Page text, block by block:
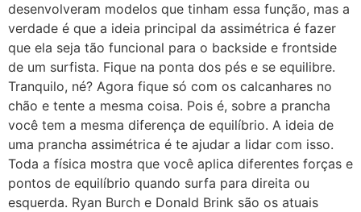
desenvolveram modelos que tinham essa função, mas a
verdade é que a ideia principal da assimétrica é fazer
que ela seja tão funcional para o backside e frontside
de um surfista. Fique na ponta dos pés e se equilibre.
Tranquilo, né? Agora fique só com os calcanhares no
chão e tente a mesma coisa. Pois é, sobre a prancha
você tem a mesma diferença de equilíbrio. A ideia de
uma prancha assimétrica é te ajudar a lidar com isso.
Toda a física mostra que você aplica diferentes forças e
pontos de equilíbrio quando surfa para direita ou
esquerda. Ryan Burch e Donald Brink são os atuais